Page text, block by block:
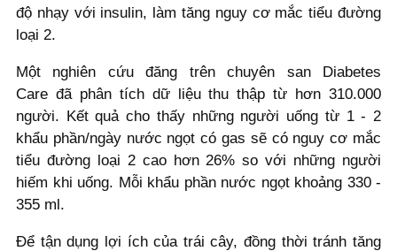
độ nhạy với insulin, làm tăng nguy cơ mắc tiểu đường
loại 2.
Một nghiên cứu đăng trên chuyên san Diabetes
Care đã phân tích dữ liệu thu thập từ hơn 310.000
người. Kết quả cho thấy những người uống từ 1 - 2
khẩu phần/ngày nước ngọt có gas sẽ có nguy cơ mắc
tiểu đường loại 2 cao hơn 26% so với những người
hiếm khi uống. Mỗi khẩu phần nước ngọt khoảng 330 -
355 ml.
Để tận dụng lợi ích của trái cây, đồng thời tránh tăng